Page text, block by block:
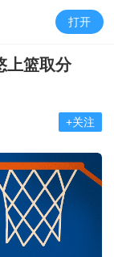
打开
上篮取分
+关注